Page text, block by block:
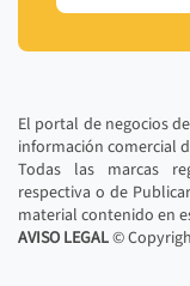
El portal de negocios
información comercial
Todas las marcas
respectiva o de
material contenido en
AVISO LEGAL©